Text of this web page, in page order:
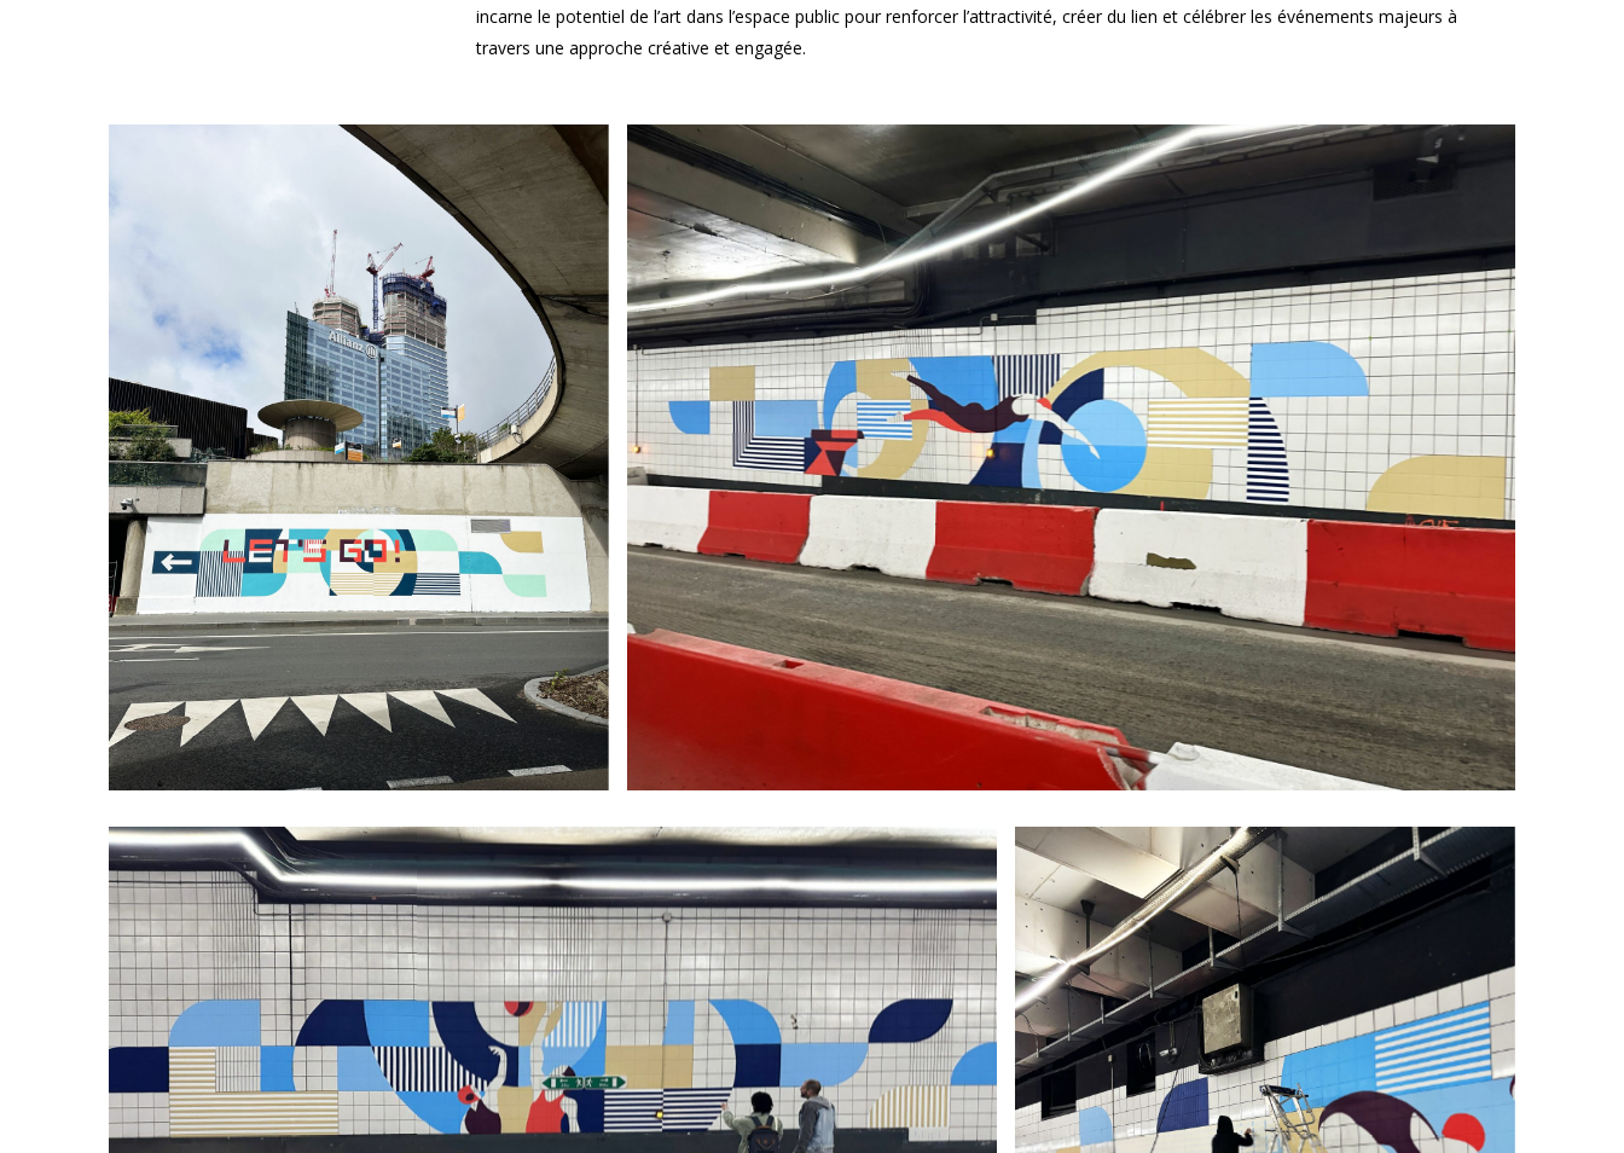
incarne le potentiel de l’art dans l’espace public pour renforcer l’attractivité, créer du lien et célébrer les événements majeurs à
travers une approche créative et engagée.